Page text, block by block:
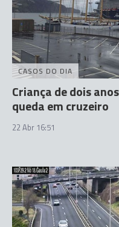
CASOS DO DIA
Criança de dois
queda em cruzeiro
22 Abr 16:51